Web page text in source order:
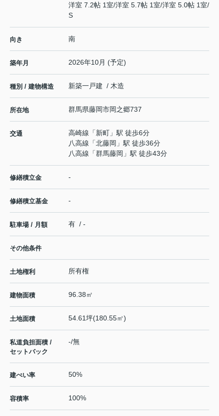
洋室 7.2帖 1室/洋室 5.7帖 1室/洋室 5.0帖 1室/
S
向き 南
築年月 2026年10月 (予定)
種別 / 建物構造 新築一戸建 / 木造
所在地 群馬県藤岡市岡之郷737
交通 高崎線 「新町 」駅 徒歩6分
八高線 「北藤岡 」駅 徒歩36分
八高線 「群馬藤岡 」駅 徒歩43分
修繕積立金 -
修繕積立基金 -
駐車場 / 月額 有 / -
その他条件
土地権利 所有権
建物面積 96.38㎡
土地面積 54.61坪(180.55㎡)
私道負担面積 /
セットバック
-/無
建ぺい率 50%
容積率 100%